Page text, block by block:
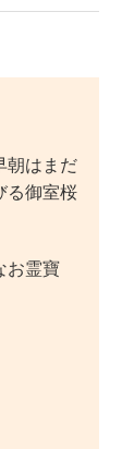
朝はまだ
る御室桜
お霊寶